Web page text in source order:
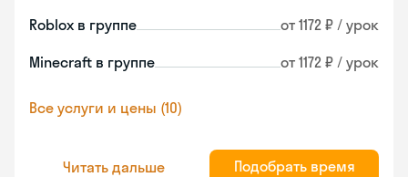
Roblox в группе от 1172 ₽ / урок
Minecraft в группе от 1172 ₽ / урок
Все услуги и цены (10)
Читать дальше Подобрать время